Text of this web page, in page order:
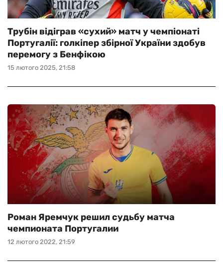
15 лютого 2025, 21:58
Трубін відіграв «сухий» матч у чемпіонаті
Португалії: голкіпер збірної України здобув
перемогу з Бенфікою
12 лютого 2022, 21:59
Роман Яремчук решил судьбу матча
чемпионата Португалии